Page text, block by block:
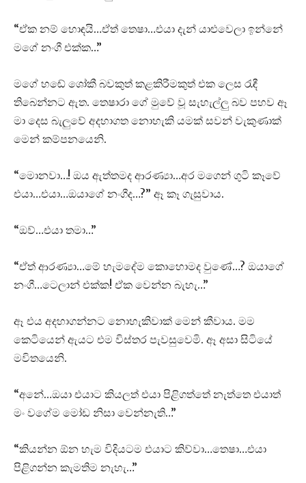
“ඒක නම් හොඳයි…ඒත් තෙෂා…එයා දැන් යාළුවෙලා ඉන්නේ
මගේ නංගී එක්ක…”
මගේ හඬේ ශෝකී බවකුත් කළකිරීමකුත් එක ලෙස රැඳී
තිබෙන්නට ඇත. තෙෂාරා ගේ මුවේ වූ සැහැල්ලු බව පහව ඈ
මා දෙස බැලුවේ අදහාගත නොහැකි යමක් සවන් වැකුණාක්
මෙන් කම්පනයෙනි.
“මොනවා…! ඔය ඇත්තමද ආරණ්‍යා…අර මගෙන් ගුටි කෑවේ
එයා…එයා…ඔයාගේ නංගීද…?” ඈ කෑ ගැසුවාය.
“ඔව්…එයා තමා…”
“ඒත් ආරණ්‍යා…මේ හැමදේම කොහොමද වුණේ…? ඔයාගේ
නංගී…ටෙලාන් එක්ක! ඒක වෙන්න බැහැ…”
ඈ එය අදහාගන්නට නොහැකිවාක් මෙන් කීවාය. මම
කෙටියෙන් ඇයට එම විස්තර පැවසුවෙමි. ඈ අසා සිටියේ
මවිතයෙනි.
“අනේ…ඔයා එයාට කියලත් එයා පිළිගත්තේ නැත්තෙ එයාත්
මං වගේම මෝඩ නිසා වෙන්නැති…”
“කියන්න ඕන හැම විදියටම එයාට කිව්වා…තෙෂා…එයා
පිළිගන්න කැමතිම නැහැ…”